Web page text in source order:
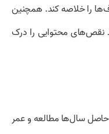
را خلاصه کند. همچنین
نقص‌های محتوایی را درک
سال‌ها مطالعه و عمر